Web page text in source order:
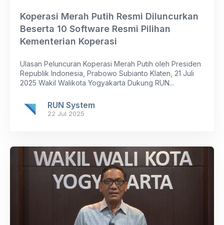
Koperasi Merah Putih Resmi Diluncurkan
Beserta 10 Software Resmi Pilihan
Kementerian Koperasi
Ulasan Peluncuran Koperasi Merah Putih oleh Presiden
Republik Indonesia, Prabowo Subianto Klaten, 21 Juli
2025 Wakil Walikota Yogyakarta Dukung RUN...
RUN System
22 Jul 2025